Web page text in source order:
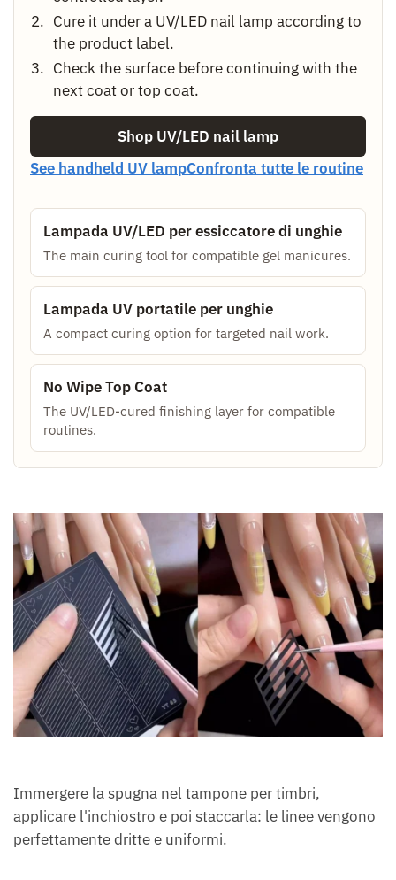
Cure it under a UV/LED nail lamp according to
the product label.
Check the surface before continuing with the
next coat or top coat.
Shop UV/LED nail lamp
See handheld UV lampConfronta tutte le routine
Lampada UV/LED per essiccatore di unghie
The main curing tool for compatible gel manicures.
Lampada UV portatile per unghie
A compact curing option for targeted nail work.
No Wipe Top Coat
The UV/LED-cured finishing layer for compatible
routines.
Immergere la spugna nel tampone per timbri,
applicare l'inchiostro e poi staccarla: le linee vengono
perfettamente dritte e uniformi.